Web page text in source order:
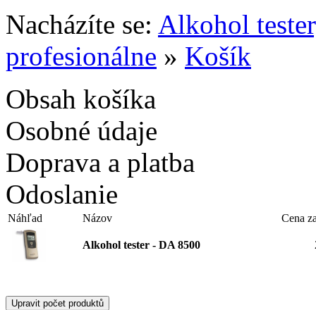
Nacházíte se: Alkohol
profesionálne » Košík
Obsah košíka
Osobné údaje
Doprava a platba
Odoslanie
Náhľad Názov Cena
Alkohol tester - DA 8500